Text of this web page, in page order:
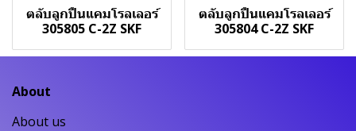
ตลับลูกปืนแคมโรลเลอร์
305805 C-2Z SKF
ตลับลูกปืนแคมโรลเลอร์
305804 C-2Z SKF
About
About us